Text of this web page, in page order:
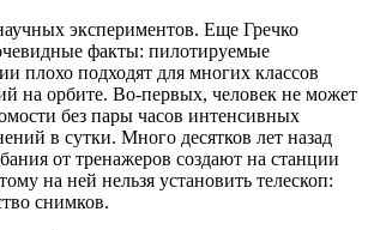
экспериментов. Еще Гречко
факты: пилотируемые
плохо подходят для многих классов
на орбите. Во-первых, человек не может
без пары часов интенсивных
в сутки. Много десятков лет назад
от тренажеров создают на станции
на ней нельзя установить телескоп:
снимков.